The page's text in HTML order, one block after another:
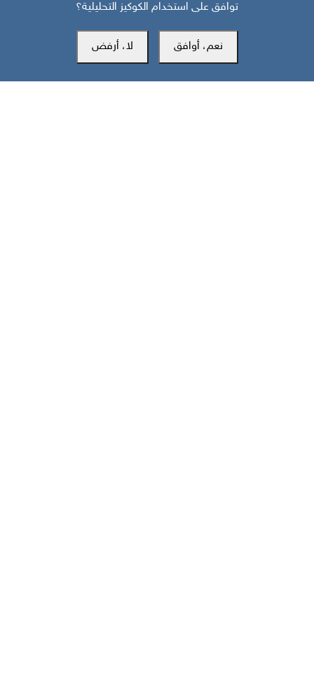
توافق على استخدام الكوكيز التحليلية؟
نعم، أوافق لا، أرفض